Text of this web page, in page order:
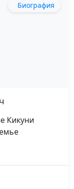
Биография
Кикуни